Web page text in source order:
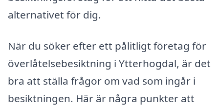
alternativet för dig.
När du söker efter ett pålitligt företag för
överlåtelsebesiktning i Ytterhogdal, är det
bra att ställa frågor om vad som ingår i
besiktningen. Här är några punkter att